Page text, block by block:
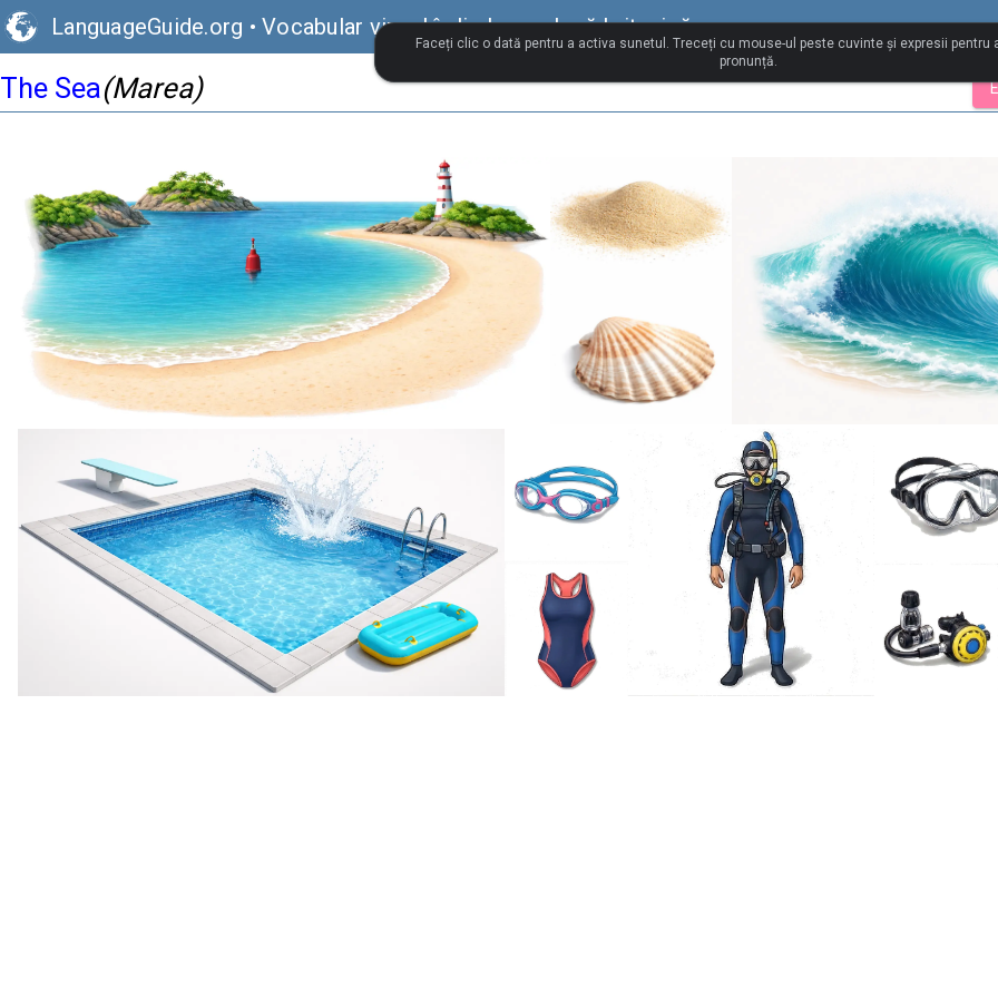
LanguageGuide.org • Vocabular vizual în limba engleză britanică
The Sea(Marea)
Faceți clic o dată pentru a activa sunetul. Treceți cu mouse-ul peste cuvinte și expresii pentru
pronunță.